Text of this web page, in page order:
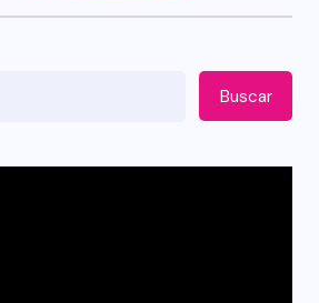
Buscar